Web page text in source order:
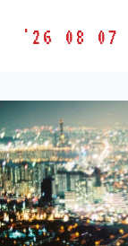
胶
味
道
LETSFILM
'26 08 07